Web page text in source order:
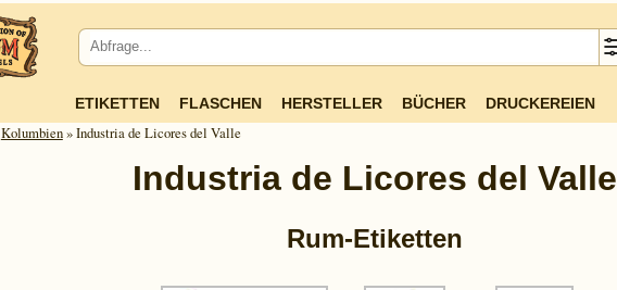
ETIKETTEN FLASCHEN HERSTELLER BÜCHER DRUCKEREIEN
Kolumbien» Industria de Licores del Valle
Industria de Licores del Valle
Rum-Etiketten